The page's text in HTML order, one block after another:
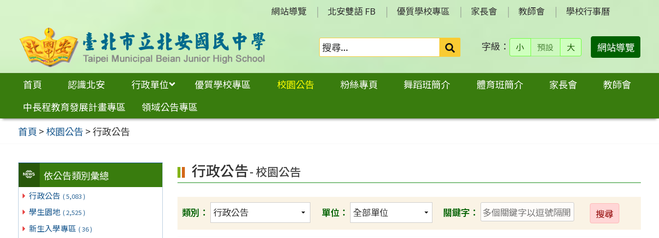
內
網站導覽 北安雙語 FB 優質學校專區 家長會 教師會 學校行事曆
搜
尋：
字級： 小 預設 大 網站導覽
首頁 認識北安 行政單位 優質學校專區 校園公告 粉絲專頁 舞蹈班簡介 體育班簡介 家長會
教師會
中長程教育發展計畫專區
領域公告專區
首頁 >校園公告 >行政公告
依公告類別彙總
行政公告 ( 5,083 )
學生園地 ( 2,525 )
新生入學專區 ( 36 )
行政公告- 校園公告
類別： 單位： 關鍵字：
送
出